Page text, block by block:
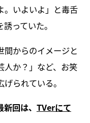
。いよいよ」と毒舌
っていた。
間からのイメージと
人か？」など、お笑
られている。
回は、 TVerにて